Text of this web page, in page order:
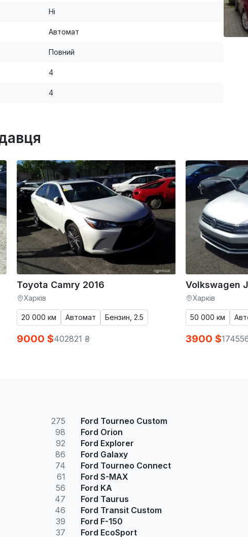
Ні
Автомат
Повний
4
4
Toyota Camry 2016
Харків
20 000 км Автомат Бензин, 2.5
9000 $402821 ₴
Volkswagen
Харків
50 000 км
3900 $
275
98
92
86
74
61
56
47
46
39
37
Ford Tourneo Custom
Ford Orion
Ford Explorer
Ford Galaxy
Ford Tourneo Connect
Ford S-MAX
Ford KA
Ford Taurus
Ford Transit Custom
Ford F-150
Ford EcoSport